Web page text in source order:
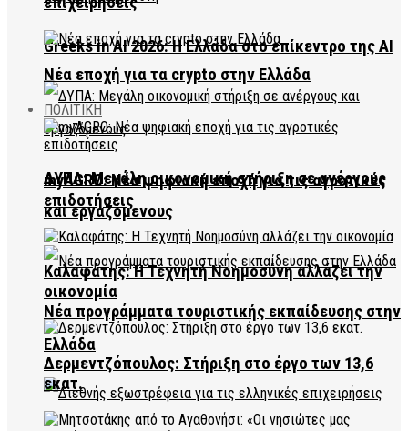
Greeks in AI 2026: Η Ελλάδα στο επίκεντρο της AI
ΔΥΠΑ: Μεγάλη οικονομική στήριξη σε ανέργους
και εργαζόμενους
Νέα προγράμματα τουριστικής εκπαίδευσης στην
Ελλάδα
Νέα εποχή για τα crypto στην Ελλάδα
ΠΟΛΙΤΙΚΗ
myAGRO: Νέα ψηφιακή εποχή για τις αγροτικές
επιδοτήσεις
Καλαφάτης: Η Τεχνητή Νοημοσύνη αλλάζει την
οικονομία
Δερμεντζόπουλος: Στήριξη στο έργο των 13,6
εκατ.